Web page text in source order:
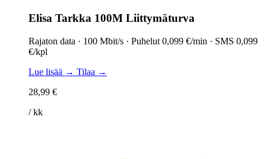
Elisa Tarkka 100M Liittymäturva
Rajaton data · 100 Mbit/s · Puhelut 0,099 €/min · SMS 0,099
€/kpl
Lue lisää → Tilaa →
28,99 €
/ kk